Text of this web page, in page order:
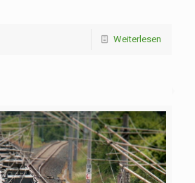
Weiterlesen